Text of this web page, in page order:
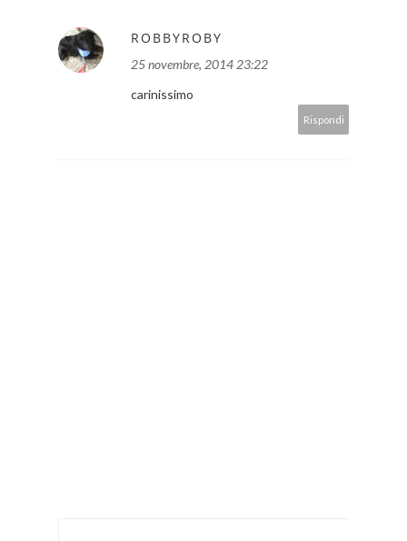
ROBBYROBY
25 novembre, 2014 23:22
carinissimo
Rispondi